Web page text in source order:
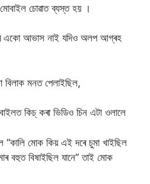
মোবাইল চোৱাত ব্যস্ত হয় ।
একো আভাস নাই যদিও অলপ আগ্ৰহ
বিলাক মনত পেলাইছিল,
কিচ্ কৰা ভিডিও চিন এটা ওলালে
মোক কিয় এই দৰে চুমা খাইছিল
বহুত বিষাইছিল যানে” তাই মোক